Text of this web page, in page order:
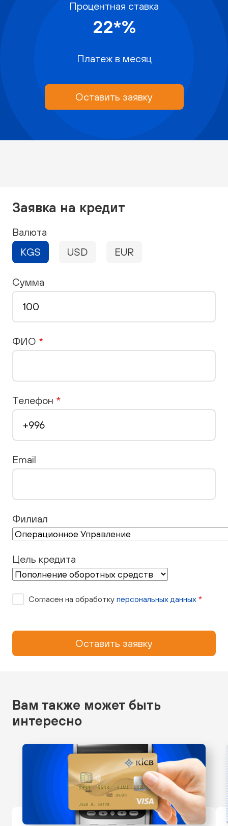
Процентная ставка
22*%
Платеж в месяц
Оставить заявку
Заявка на кредит
Валюта
KGS
USD EUR
Сумма
ФИО *
Телефон *
Email
Филиал
Цель кредита
Согласен на обработку персональных данных *
Оставить заявку
Вам также может быть
интересно